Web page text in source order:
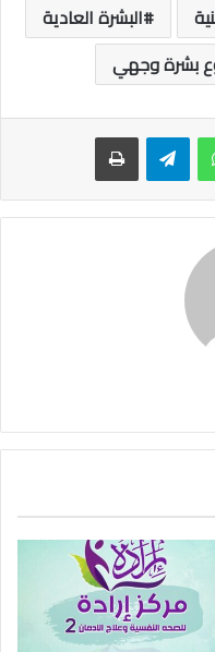
البشرة العادية
بشرة وجهي
واتساب تيلقرام طباعة